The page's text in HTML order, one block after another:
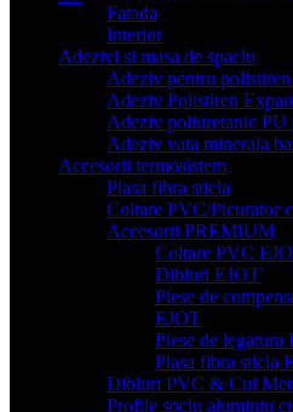
Fatada
Interior
Adezivi si masa de spaclu
Adeziv pentru
Adeziv Polistiren
Adeziv poliuretanic PU
Adeziv vata minerala
Accesorii termosistem
Plasa fibra sticla
Coltare PVC/Picurator
Accesorii PREMIUM
Coltare PVC
Dibluri EJOT
Piese de
EJOT
Piese de legatura
Plasa fibra sticla
Dibluri PVC & Cui
Profile soclu aluminiu